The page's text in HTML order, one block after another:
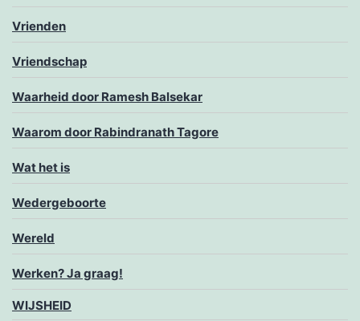
Vrienden
Vriendschap
Waarheid door Ramesh Balsekar
Waarom door Rabindranath Tagore
Wat het is
Wedergeboorte
Wereld
Werken? Ja graag!
WIJSHEID